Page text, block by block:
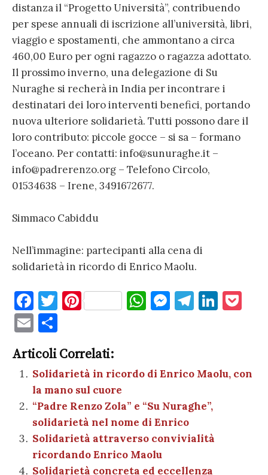
distanza il “Progetto Università”, contribuendo
per spese annuali di iscrizione all’università, libri,
viaggio e spostamenti, che ammontano a circa
460,00 Euro per ogni ragazzo o ragazza adottato.
Il prossimo inverno, una delegazione di Su
Nuraghe si recherà in India per incontrare i
destinatari dei loro interventi benefici, portando
nuova ulteriore solidarietà. Tutti possono dare il
loro contributo: piccole gocce – si sa – formano
l’oceano. Per contatti: info@sunuraghe.it –
info@padrerenzo.org – Telefono Circolo,
01534638 – Irene, 3491672677.
Simmaco Cabiddu
Nell’immagine: partecipanti alla cena di
solidarietà in ricordo di Enrico Maolu.
F
a
c
e
b
o
o
k
T
te
r
Pi
es
t
W
A
p
p
M
g
T
a
m
Li
dI et
E
m
ai
l
o
n
di
vi
di
Articoli Correlati:
Solidarietà in ricordo di Enrico Maolu, con
la mano sul cuore
“Padre Renzo Zola” e “Su Nuraghe”,
solidarietà nel nome di Enrico
Solidarietà attraverso convivialità
ricordando Enrico Maolu
Solidarietà concreta ed eccellenza